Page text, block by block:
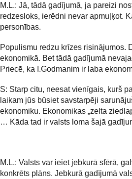
M.L.: Jā, tādā gadījumā, ja pareizi
redzesloks, ierēdni nevar apmuļķot.
personības.
Populismu redzu krīzes risinājumos.
ekonomikā. Bet tādā gadījumā
Priecē, ka I.Godmanim ir laba
S: Starp citu, neesat vienīgais, kurš
laikam jūs būsiet savstarpēji
ekonomiku. Ekonomikas „zelta
… Kāda tad ir valsts loma šajā
M.L.: Valsts var ieiet jebkurā sfērā,
konkrēts plāns. Jebkurā gadījumā